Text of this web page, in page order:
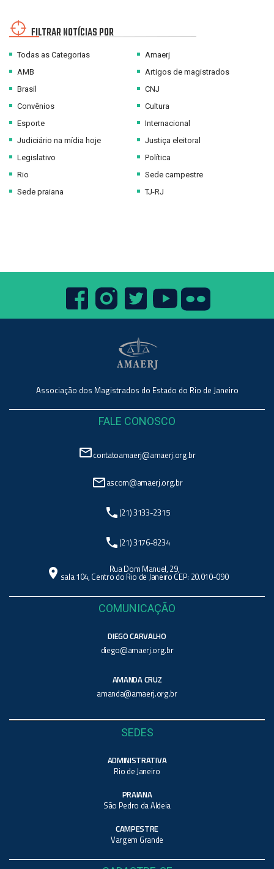
FILTRAR NOTÍCIAS POR
Todas as Categorias
AMB
Brasil
Convênios
Esporte
Judiciário na mídia hoje
Legislativo
Rio
Sede praiana
Amaerj
Artigos de magistrados
CNJ
Cultura
Internacional
Justiça eleitoral
Política
Sede campestre
TJ-RJ
Associação dos Magistrados do Estado do Rio de Janeiro
FALE CONOSCO
mail_outlinecontatoamaerj@amaerj.org.br
mail_outlineascom@amaerj.org.br
phone (21) 3133-2315
phone (21) 3176-8234
location_on Rua Dom Manuel, 29,
sala 104, Centro do Rio de Janeiro CEP: 20.010-090
COMUNICAÇÃO
DIEGO CARVALHO
diego@amaerj.org.br
AMANDA CRUZ
amanda@amaerj.org.br
SEDES
ADMINISTRATIVA
Rio de Janeiro
PRAIANA
São Pedro da Aldeia
CAMPESTRE
Vargem Grande